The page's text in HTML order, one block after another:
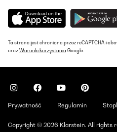
Ta strona jest chroniona przez reCAPTCHA i
orazWarunki korzystania Google.
Prywatność Regulamin
Copyright © 2026 Klarstein. All rights